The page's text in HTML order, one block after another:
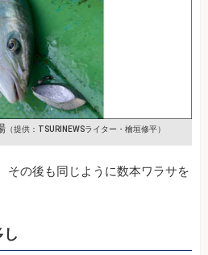
（提供：TSURINEWSライター・檜垣修平）
その後も同じように数本ワラサを